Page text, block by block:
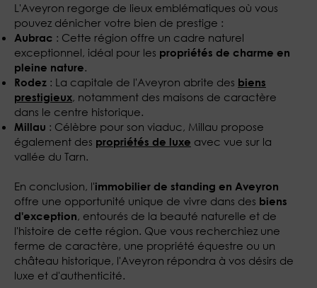
L'Aveyron regorge de lieux emblématiques où vous
pouvez dénicher votre bien de prestige :
Aubrac : Cette région offre un cadre naturel
exceptionnel, idéal pour les propriétés de charme en
pleine nature.
Rodez : La capitale de l'Aveyron abrite des biens
prestigieux, notamment des maisons de caractère
dans le centre historique.
Millau : Célèbre pour son viaduc, Millau propose
également des propriétés de luxe avec vue sur la
vallée du Tarn.
En conclusion, l'immobilier de standing en Aveyron
offre une opportunité unique de vivre dans des biens
d'exception, entourés de la beauté naturelle et de
l'histoire de cette région. Que vous recherchiez une
ferme de caractère, une propriété équestre ou un
château historique, l'Aveyron répondra à vos désirs de
luxe et d'authenticité.